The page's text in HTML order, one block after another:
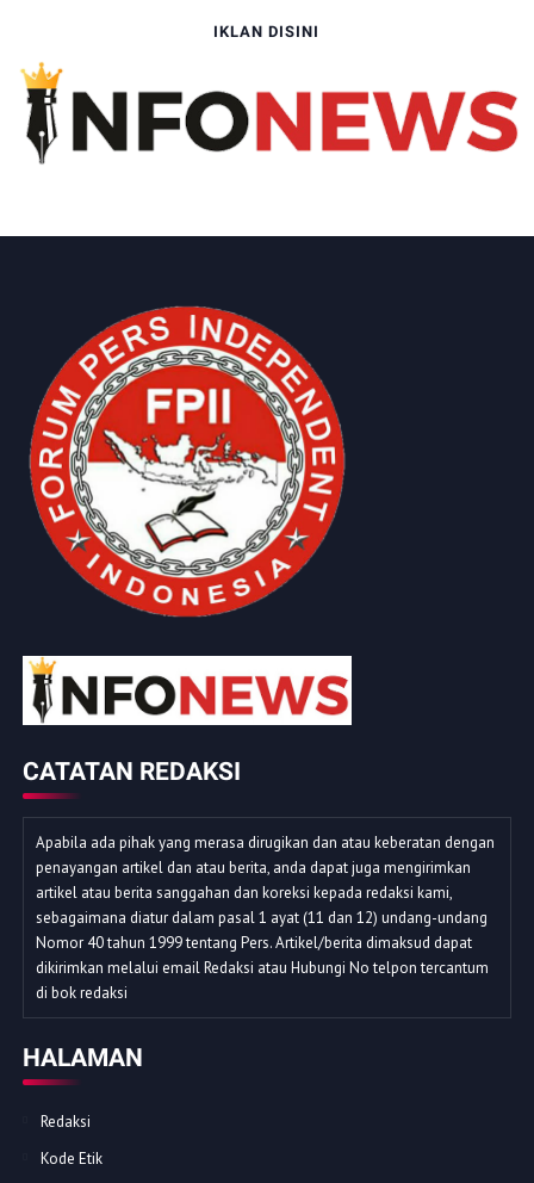
IKLAN DISINI
CATATAN REDAKSI
Apabila ada pihak yang merasa dirugikan dan atau keberatan dengan
penayangan artikel dan atau berita, anda dapat juga mengirimkan
artikel atau berita sanggahan dan koreksi kepada redaksi kami,
sebagaimana diatur dalam pasal 1 ayat (11 dan 12) undang-undang
Nomor 40 tahun 1999 tentang Pers. Artikel/berita dimaksud dapat
dikirimkan melalui email Redaksi atau Hubungi No telpon tercantum
di bok redaksi
HALAMAN
Redaksi
Kode Etik